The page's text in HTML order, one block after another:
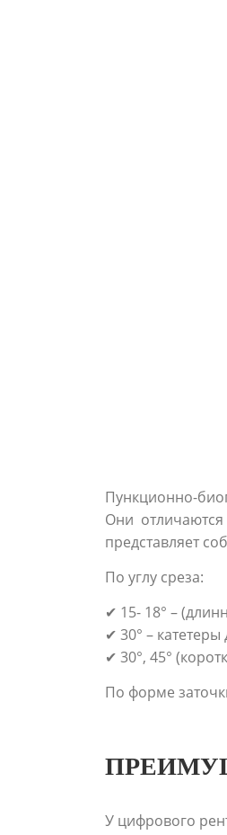
Пункционно-
Они
представляет
По углу среза:
✔ 15- 18° –
✔ 30° –
✔ 30°, 45°
По форме
У цифрового